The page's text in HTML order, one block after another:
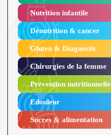
Nutrition infantile
Dénutrition & cancer
Gluten & Diagnostic
Chirurgies de la femme
Prévention nutritionnelle
Edouleur​
Sucres & alimentation​